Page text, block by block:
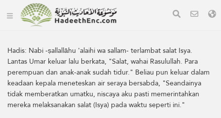
Hadis: Nabi -ṣallallāhu 'alaihi wa sallam- terlambat salat Isya.
Lantas Umar keluar lalu berkata, "Salat, wahai Rasulullah. Para
perempuan dan anak-anak sudah tidur." Beliau pun keluar dalam
keadaan kepala meneteskan air seraya bersabda, "Seandainya
tidak memberatkan umatku, niscaya aku pasti memerintahkan
mereka melaksanakan salat (Isya) pada waktu seperti ini."